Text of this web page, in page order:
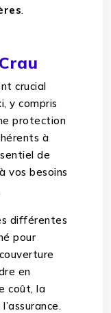
.
crucial
y compris
protection
à
de
vos besoins
différentes
pour
en
coût, la